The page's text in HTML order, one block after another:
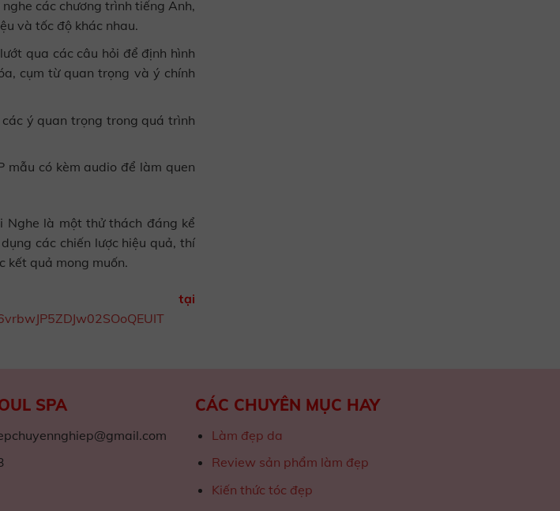
các chương trình tiếng Anh,
và tốc độ khác nhau.
qua các câu hỏi để định hình
cụm từ quan trọng và ý chính
ý quan trọng trong quá trình
mẫu có kèm audio để làm quen
Nghe là một thử thách đáng kể
các chiến lược hiệu quả, thí
kết quả mong muốn.
tại
SPA CÁC CHUYÊN MỤC HAY
Làm đẹp da
Review sản phẩm làm đẹp
Kiến thức tóc đẹp